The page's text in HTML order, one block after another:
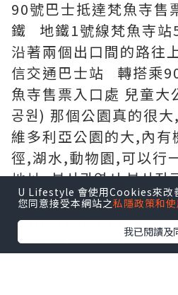
90號巴士抵達梵魚寺售
鐵 地鐵1號線梵魚寺站
沿著兩個出口間的路往
信交通巴士站 轉搭乘
魚寺售票入口處 兒童大
공원) 那個公園真的很
維多利亞公園的大,內有
徑,湖水,動物園,可以行
地址: 부산광역시 부산
051-860-7848 網址:
http://
鐵1號線或2號線,在“
U Lifestyle 會使用Cookies來改
您同意接受本網站之私隱政策和
我已閱讀及